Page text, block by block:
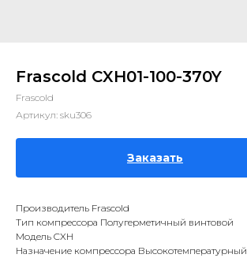
Frascold CXH01-100-370Y
Frascold
Артикул: sku306
Заказать
Производитель Frascold
Тип компрессора Полугерметичный винтовой
Модель CXH
Назначение компрессора Высокотемпературный